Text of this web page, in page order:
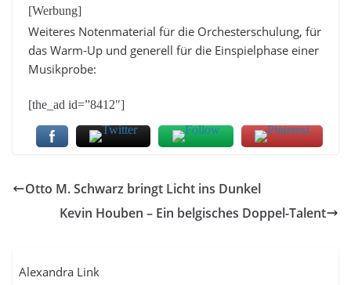
[Werbung]
Weiteres Notenmaterial für die Orchesterschulung, für
das Warm-Up und generell für die Einspielphase einer
Musikprobe:
[the_ad id=”8412″]
Otto M. Schwarz bringt Licht ins Dunkel
Kevin Houben – Ein belgisches Doppel-Talent
Alexandra Link